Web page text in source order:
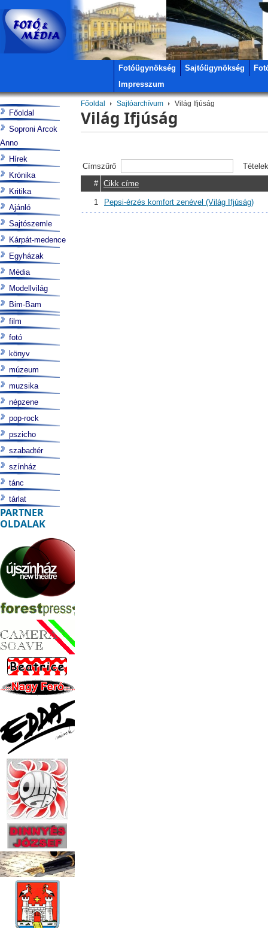
Fotóügynökség Sajtóügynökség
Impresszum
Főoldal Sajtóarchívum Világ Ifjúság
Világ Ifjúság
Címszűrő
#
Cikk címe
1 Pepsi-érzés komfort zenével (Világ Ifjúság)
Főoldal
Soproni Arcok
Anno
Hírek
Krónika
Kritika
Ajánló
Sajtószemle
Kárpát-medence
Egyházak
Média
Modellvilág
Bim-Bam
film
fotó
könyv
múzeum
muzsika
népzene
pop-rock
pszicho
szabadtér
színház
tánc
tárlat
PARTNER
OLDALAK